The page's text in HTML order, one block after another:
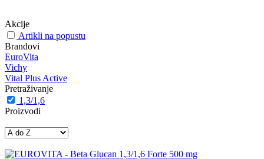
Akcije
Artikli na popustu
Brandovi
EuroVita
Vichy
Vital Plus Active
Pretraživanje
1,3/1,6
Proizvodi